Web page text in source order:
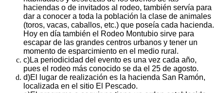
haciendas o de invitados al rodeo, también servía para
dar a conocer a toda la población la clase de animales
(toros, vacas, caballos, etc.) que poseía cada hacienda.
Hoy en día también el Rodeo Montubio sirve para
escapar de las grandes centros urbanos y tener un
momento de esparcimiento en el medio rural.
c)La periodicidad del evento es una vez cada año,
pues el rodeo más conocido se da el 25 de agosto.
d)El lugar de realización es la hacienda San Ramón,
localizada en el sitio El Pescado.